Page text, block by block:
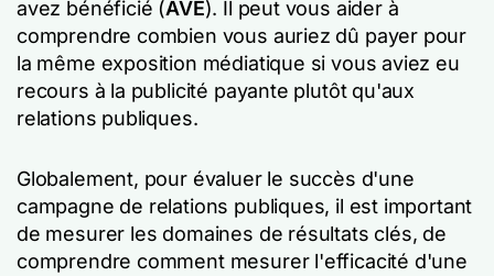
avez bénéficié (AVE). Il peut vous aider à
comprendre combien vous auriez dû payer pour
la même exposition médiatique si vous aviez eu
recours à la publicité payante plutôt qu'aux
relations publiques.
Globalement, pour évaluer le succès d'une
campagne de relations publiques, il est important
de mesurer les domaines de résultats clés, de
comprendre comment mesurer l'efficacité d'une